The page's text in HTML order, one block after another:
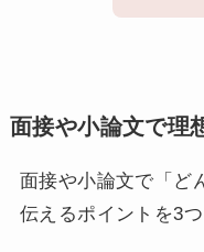
面接や小論文で理
面接や小論文で「ど
伝えるポイントを3つ